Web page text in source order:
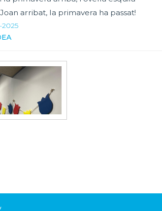
arribat, la primavera ha passat!
2025